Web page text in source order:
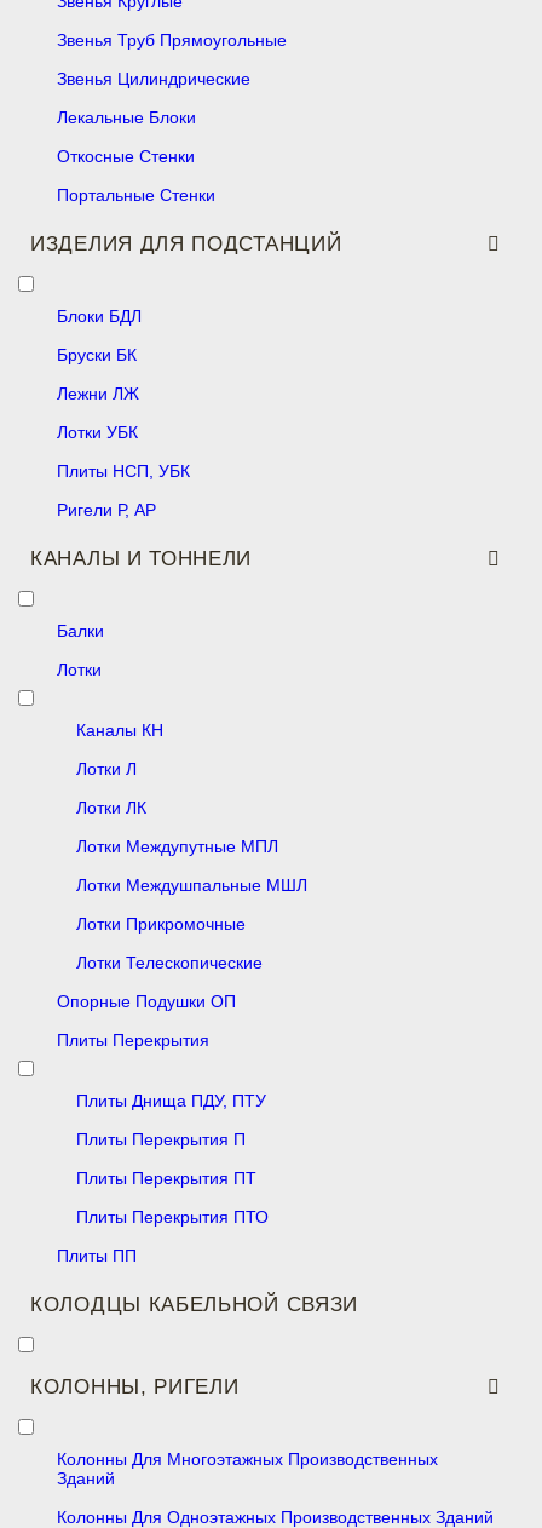
Звенья Труб Прямоугольные
Звенья Цилиндрические
Лекальные Блоки
Откосные Стенки
Портальные Стенки
ИЗДЕЛИЯ ДЛЯ ПОДСТАНЦИЙ
Блоки БДЛ
Бруски БК
Лежни ЛЖ
Лотки УБК
Плиты НСП, УБК
Ригели Р, АР
КАНАЛЫ И ТОННЕЛИ
Балки
Лотки
Каналы КН
Лотки Л
Лотки ЛК
Лотки Междупутные МПЛ
Лотки Междушпальные МШЛ
Лотки Прикромочные
Лотки Телескопические
Опорные Подушки ОП
Плиты Перекрытия
Плиты Днища ПДУ, ПТУ
Плиты Перекрытия П
Плиты Перекрытия ПТ
Плиты Перекрытия ПТО
Плиты ПП
КОЛОДЦЫ КАБЕЛЬНОЙ СВЯЗИ
КОЛОННЫ, РИГЕЛИ
Колонны Для Многоэтажных Производственных
Зданий
Колонны Для Одноэтажных Производственных Зданий